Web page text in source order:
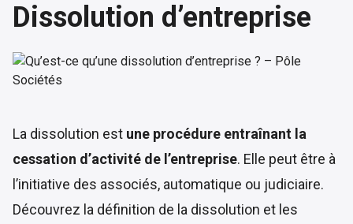
Dissolution d’entreprise
La dissolution est une procédure entraînant la
cessation d’activité de l’entreprise. Elle peut être à
l’initiative des associés, automatique ou judiciaire.
Découvrez la définition de la dissolution et les